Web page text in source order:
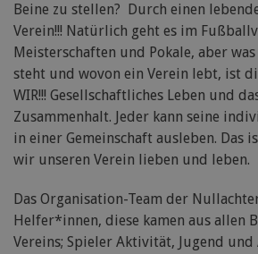
Beine zu stellen? Durch einen
Verein!!! Natürlich geht es im
Meisterschaften und Pokale, aber
steht und wovon ein Verein lebt, ist
WIR!!! Gesellschaftliches Leben und
Zusammenhalt. Jeder kann seine
in einer Gemeinschaft ausleben. Das
wir unseren Verein lieben und leben.
Das Organisation-Team der
Helfer*innen, diese kamen aus allen
Vereins; Spieler Aktivität, Jugend und